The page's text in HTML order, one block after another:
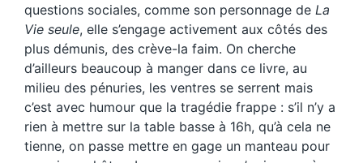
questions sociales, comme son personnage de La
Vie seule, elle s’engage activement aux côtés des
plus démunis, des crève-la faim. On cherche
d’ailleurs beaucoup à manger dans ce livre, au
milieu des pénuries, les ventres se serrent mais
c’est avec humour que la tragédie frappe : s’il n’y a
rien à mettre sur la table basse à 16h, qu’à cela ne
tienne, on passe mettre en gage un manteau pour